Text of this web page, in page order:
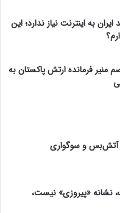
به اینترنت نیاز ندارد؛ این
منیر فرمانده ارتش پاکستان به
آتش‌بس و سوگواری
«پیروزی» نیست،